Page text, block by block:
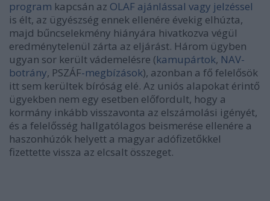
program kapcsán az OLAF ajánlással vagy jelzéssel
is élt, az ügyészség ennek ellenére évekig elhúzta,
majd bűncselekmény hiányára hivatkozva végül
eredménytelenül zárta az eljárást. Három ügyben
ugyan sor került vádemelésre (kamupártok, NAV-
botrány, PSZÁF-megbízások), azonban a fő felelősök
itt sem kerültek bíróság elé. Az uniós alapokat érintő
ügyekben nem egy esetben előfordult, hogy a
kormány inkább visszavonta az elszámolási igényét,
és a felelősség hallgatólagos beismerése ellenére a
haszonhúzók helyett a magyar adófizetőkkel
fizettette vissza az elcsalt összeget.